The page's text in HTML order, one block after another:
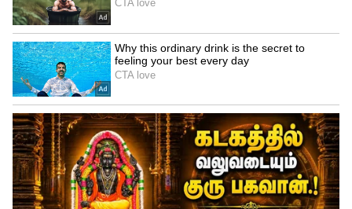
சீரியல்களுக்கு ரசிகர்கள் மத்தியில்
மிகப்பெரிய வரவேற்பு கிடைத்தது.